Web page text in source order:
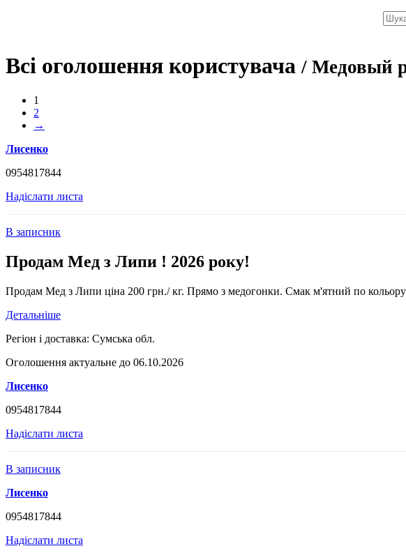
Всі оголошення користувача/ Медовый
1
2
→
Лисенко
0954817844
Надіслати листа
В записник
Продам Мед з Липи ! 2026 року!
Продам Мед з Липи ціна 200 грн./ кг. Прямо з медогонки. Смак м'ятний по
Детальніше
Регіон і доставка: Сумська обл.
Оголошення актуальне до 06.10.2026
Лисенко
0954817844
Надіслати листа
В записник
Лисенко
0954817844
Надіслати листа